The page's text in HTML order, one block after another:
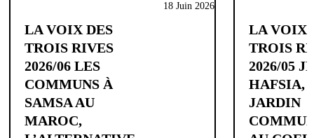
LA VOIX DES
TROIS RIVES
2026/06 LES
COMMUNS À
SAMSA AU
MAROC,
18 Juin 2026
LA VOIX
TROIS
2026/05
HAFSIA,
JARDIN